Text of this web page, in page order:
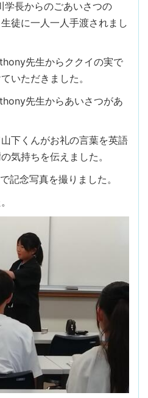
学長からのごあいさつの
徒に一人一人手渡されまし
先生からククイの実で
いただきました。
先生からあいさつがあ
下くんがお礼の言葉を英語
気持ちを伝えました。
記念写真を撮りました。